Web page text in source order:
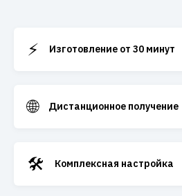
⚡ Изготовление от 30 минут
🌐 Дистанционное получение
🛠️ Комплексная настройка